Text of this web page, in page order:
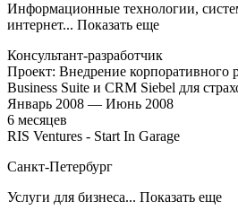
Информационные технологии,
интернет... Показать еще
Консультант-разработчик
Проект: Внедрение корпоративного
Business Suite и CRM Siebel для
Январь 2008 — Июнь 2008
6 месяцев
RIS Ventures - Start In Garage
Санкт-Петербург
Услуги для бизнеса... Показать еще